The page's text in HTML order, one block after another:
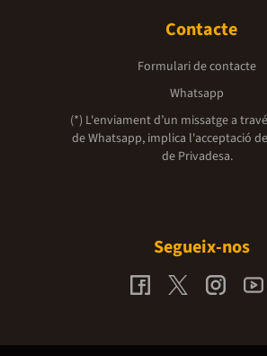
Contacte
Formulari de contacte
Whatsapp
(*) L'enviament d’un missatge a
de Whatsapp, implica l'acceptació
de Privadesa.
Segueix-nos